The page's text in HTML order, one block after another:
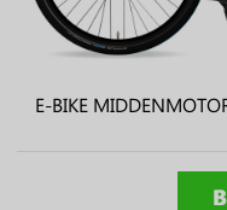
E-BIKE